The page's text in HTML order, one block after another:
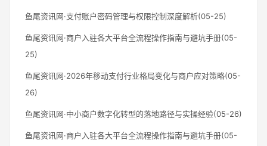
鱼尾资讯网·支付账户密码管理与权限控制深度解析(05-25)
鱼尾资讯网·商户入驻各大平台全流程操作指南与避坑手册(05-
25)
鱼尾资讯网·2026年移动支付行业格局变化与商户应对策略(05-
26)
鱼尾资讯网·中小商户数字化转型的落地路径与实操经验(05-26)
鱼尾资讯网·商户入驻各大平台全流程操作指南与避坑手册(05-